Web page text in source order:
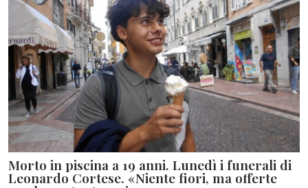
Morto in piscina a 19 anni. Lunedì i funerali di
Leonardo Cortese. «Niente fiori, ma offerte